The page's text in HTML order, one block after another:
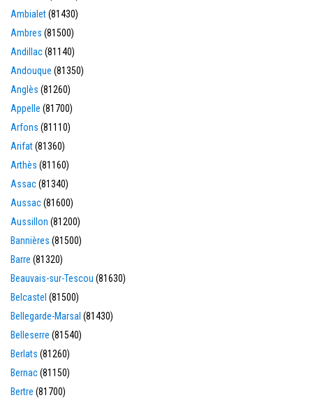
Ambialet(81430)
Ambres (81500)
Andillac(81140)
Andouque (81350)
Anglès (81260)
Appelle (81700)
Arfons (81110)
Arifat(81360)
Arthès (81160)
Assac(81340)
Aussac(81600)
Aussillon (81200)
Bannières (81500)
Barre (81320)
Beauvais-sur-Tescou (81630)
Belcastel (81500)
Bellegarde-Marsal (81430)
Belleserre (81540)
Berlats (81260)
Bernac(81150)
Bertre (81700)